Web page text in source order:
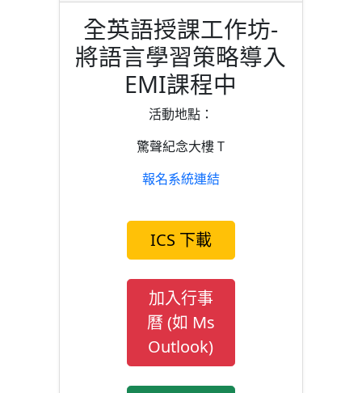
全英語授課工作坊-
將語言學習策略導入
EMI課程中
活動地點：
驚聲紀念大樓 T
報名系統連結
ICS 下載
加入行事
曆 (如 Ms
Outlook)